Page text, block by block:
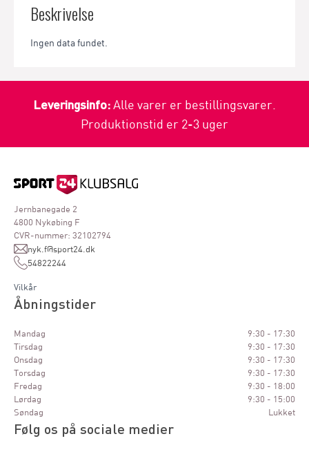
Beskrivelse
Ingen data fundet.
Leveringsinfo:Alle varer er bestillingsvarer.
Produktionstid er 2-3 uger
Jernbanegade 2
4800 Nykøbing F
CVR-nummer: 32102794
nyk.f@sport24.dk
54822244
Vilkår
Åbningstider
Mandag
9:30 - 17:30
Tirsdag
9:30 - 17:30
Onsdag
9:30 - 17:30
Torsdag
9:30 - 17:30
Fredag
9:30 - 18:00
Lørdag
9:30 - 15:00
Søndag
Lukket
Følg os på sociale medier